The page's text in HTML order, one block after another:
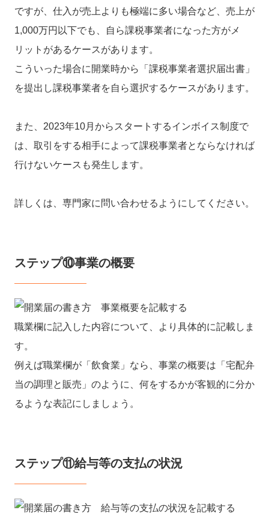
ですが、仕入が売上よりも極端に多い場合など、売上が
1,000万円以下でも、自ら課税事業者になった方がメ
リットがあるケースがあります。
こういった場合に開業時から「課税事業者選択届出書」
を提出し課税事業者を自ら選択するケースがあります。
また、2023年10月からスタートするインボイス制度で
は、取引をする相手によって課税事業者とならなければ
行けないケースも発生します。
詳しくは、専門家に問い合わせるようにしてください。
ステップ⑩事業の概要
職業欄に記入した内容について、より具体的に記載しま
す。
例えば職業欄が「飲食業」なら、事業の概要は「宅配弁
当の調理と販売」のように、何をするかが客観的に分か
るような表記にしましょう。
ステップ⑪給与等の支払の状況